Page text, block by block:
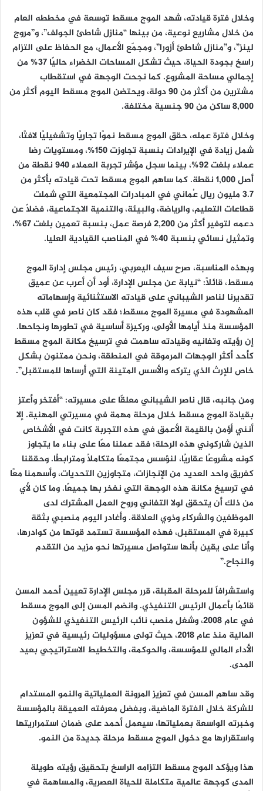
وخلال فترة قيادته، شهد الموج مسقط توسعة في مخططه العام
من خلال مشاريع نوعية، من بينها “منازل شاطئ الجولف”، و”مروج
لينز”، و”منازل شاطئ أزورا”، ومجمّع الأعمال، مع الحفاظ على التزام
راسخ بجودة الحياة، حيث تشكل المساحات الخضراء حاليًا 37% من
إجمالي مساحة المشروع. كما نجحت الوجهة في استقطاب
مشترين من أكثر من 90 دولة، ويحتضن الموج مسقط اليوم أكثر من
8,000 ساكن من 90 جنسية مختلفة.
وخلال فترة عمله، حقق الموج مسقط نموًا تجاريًا وتشغيليًا لافتًا،
شمل زيادة في الإيرادات بنسبة تجاوزت 150%، ومستويات رضا
عملاء بلغت 92%، بينما سجل مؤشر تجربة العملاء 940 نقطة من
أصل 1,000 نقطة. كما ساهم الموج مسقط تحت قيادته بأكثر من
3.7 مليون ريال عُماني في المبادرات المجتمعية التي شملت
قطاعات التعليم، والرياضة، والبيئة، والتنمية الاجتماعية، فضلاً عن
دعمه لتوفير أكثر من 2,200 فرصة عمل، بنسبة تعمين بلغت 67%،
وتمثيل نسائي بنسبة 40% في المناصب القيادية العليا.
وبهذه المناسبة، صرح سيف اليعربي، رئيس مجلس إدارة الموج
مسقط، قائلاً: “نيابة عن مجلس الإدارة، أود أن أعرب عن عميق
تقديرنا لناصر الشيباني على قيادته الاستثنائية وإسهاماته
المشهودة في مسيرة الموج مسقط؛ فقد كان ناصر في قلب هذه
المؤسسة منذ أيامها الأولى، وركيزة أساسية في تطورها ونجاحها.
إن رؤيته وتفانيه وقيادته ساهمت في ترسيخ مكانة الموج مسقط
كأحد أكثر الوجهات المرموقة في المنطقة، ونحن ممتنون بشكل
خاص للإرث الذي يتركه والأسس المتينة التي أرساها للمستقبل”.
ومن جانبه، قال ناصر الشيباني معلقًا على مسيرته: “أفتخر وأعتز
بقيادة الموج مسقط خلال مرحلة مهمة في مسيرتي المهنية. إلا
أنني أؤمن بالقيمة الأعمق في هذه التجربة كانت في الأشخاص
الذين شاركوني هذه الرحلة؛ فقد عملنا معًا على بناء ما يتجاوز
كونه مشروعًا عقاريًا، لنؤسس مجتمعًا متكاملاً ومترابطًا. وحققنا
كفريق واحد العديد من الإنجازات، متجاوزين التحديات، وأسهمنا معًا
في ترسيخ مكانة هذه الوجهة التي نفخر بها جميعًا. وما كان لأي
من ذلك أن يتحقق لولا التفاني وروح العمل المشترك لدى
الموظفين والشركاء وذوي العلاقة. وأغادر اليوم منصبي بثقة
كبيرة في المستقبل، فهذه المؤسسة تستمد قوتها من كوادرها،
وأنا على يقين بأنها ستواصل مسيرتها نحو مزيد من التقدم
والنجاح.”
واستشرافاً للمرحلة المقبلة، قرر مجلس الإدارة تعيين أحمد المسن
قائمًا بأعمال الرئيس التنفيذي. وانضم المسن إلى الموج مسقط
في عام 2008، وشغل منصب نائب الرئيس التنفيذي للشؤون
المالية منذ عام 2018، حيث تولى مسؤوليات رئيسية في تعزيز
الأداء المالي للمؤسسة، والحوكمة، والتخطيط الاستراتيجي بعيد
المدى.
وقد ساهم المسن في تعزيز المرونة العملياتية والنمو المستدام
للشركة خلال الفترة الماضية، وبفضل معرفته العميقة بالمؤسسة
وخبرته الواسعة بعملياتها، سيعمل أحمد على ضمان استمراريتها
واستقرارها مع دخول الموج مسقط مرحلة جديدة من النمو.
هذا ويؤكد الموج مسقط التزامه الراسخ بتحقيق رؤيته طويلة
المدى كوجهة عالمية متكاملة للحياة العصرية، والمساهمة في